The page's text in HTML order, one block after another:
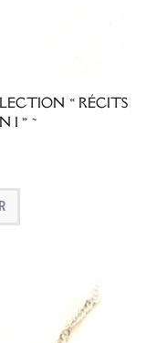
« RÉCITS
1 » ~